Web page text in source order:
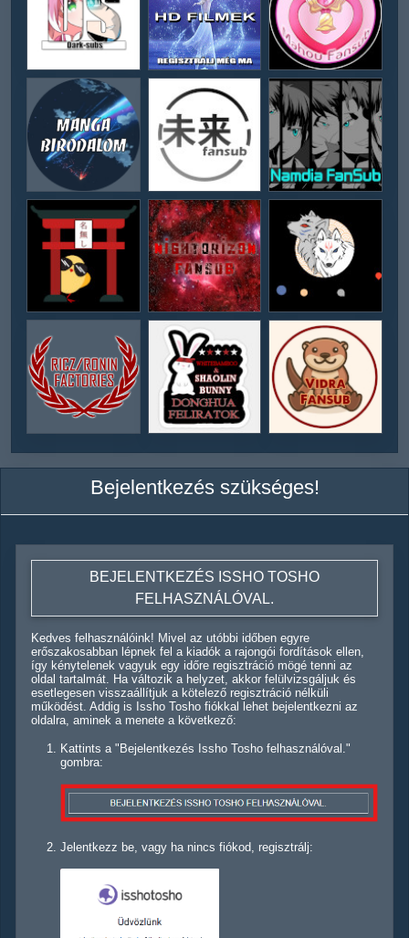
Bejelentkezés szükséges!
BEJELENTKEZÉS ISSHO TOSHO
FELHASZNÁLÓVAL.
Kedves felhasználóink! Mivel az utóbbi időben egyre
erőszakosabban lépnek fel a kiadók a rajongói fordítások ellen,
így kénytelenek vagyuk egy időre regisztráció mögé tenni az
oldal tartalmát. Ha változik a helyzet, akkor felülvizsgáljuk és
esetlegesen visszaállítjuk a kötelező regisztráció nélküli
működést. Addig is Issho Tosho fiókkal lehet bejelentkezni az
oldalra, aminek a menete a következő:
Kattints a "Bejelentkezés Issho Tosho felhasználóval."
gombra:
Jelentkezz be, vagy ha nincs fiókod, regisztrálj: